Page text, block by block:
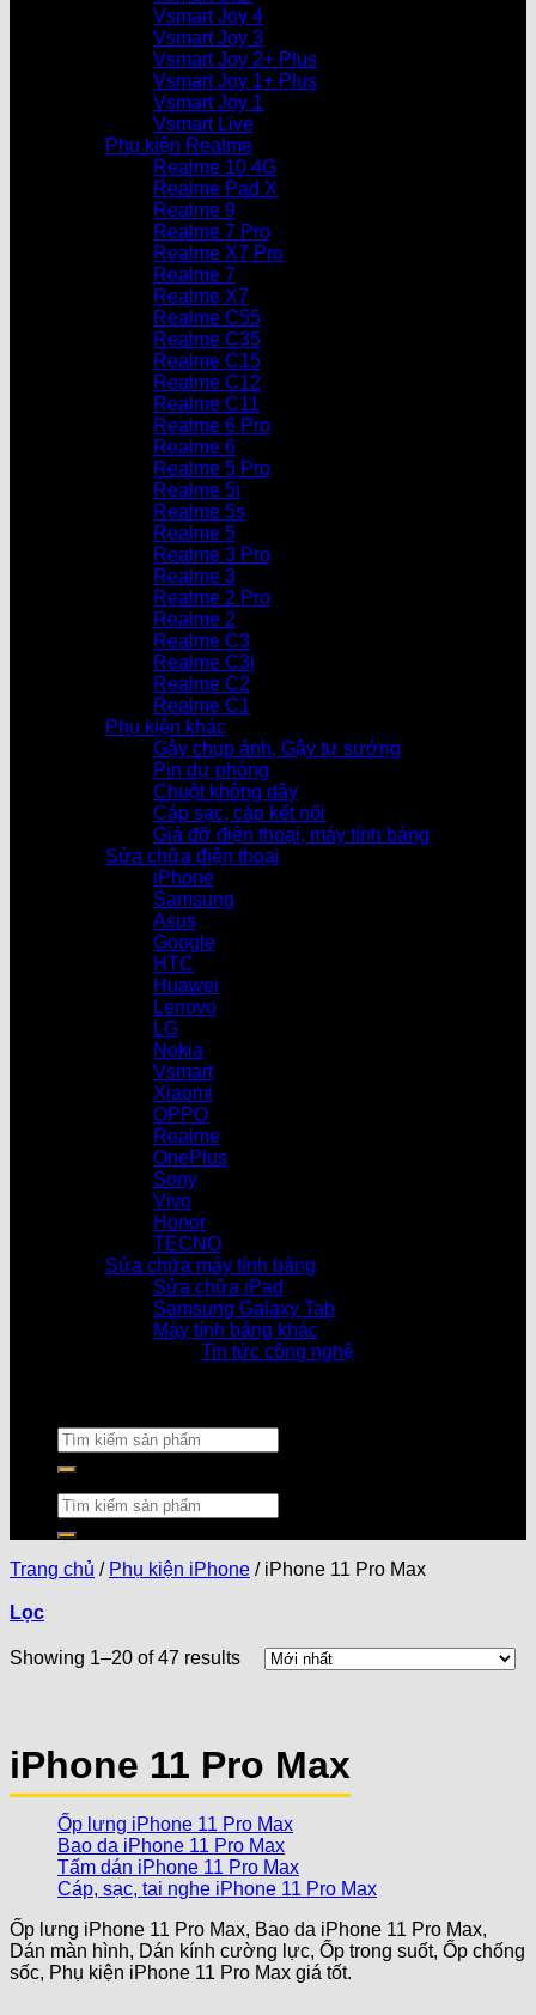
Vsmart Joy 4
Vsmart Joy 3
Vsmart Joy 2+ Plus
Vsmart Joy 1+ Plus
Vsmart Joy 1
Vsmart Live
Phụ kiện Realme
Realme 10 4G
Realme Pad X
Realme 9
Realme 7 Pro
Realme X7 Pro
Realme 7
Realme X7
Realme C55
Realme C35
Realme C15
Realme C12
Realme C11
Realme 6 Pro
Realme 6
Realme 5 Pro
Realme 5i
Realme 5s
Realme 5
Realme 3 Pro
Realme 3
Realme 2 Pro
Realme 2
Realme C3
Realme C3i
Realme C2
Realme C1
Phụ kiện khác
Gậy chụp ảnh, Gậy tự sướng
Pin dự phòng
Chuột không dây
Cáp sạc, cáp kết nối
Giá đỡ điện thoại, máy tính bảng
Sửa chữa điện thoại
iPhone
Samsung
Asus
Google
HTC
Huawei
Lenovo
LG
Nokia
Vsmart
Xiaomi
OPPO
Realme
OnePlus
Sony
Vivo
Honor
TECNO
Sửa chữa máy tính bảng
Sửa chữa iPad
Samsung Galaxy Tab
Máy tính bảng khác
Tin tức công nghệ
Trang chủ / Phụ kiện iPhone /iPhone 11 Pro Max
Lọc
Showing 1–20 of 47 results
iPhone 11 Pro Max
Ốp lưng iPhone 11 Pro Max
Bao da iPhone 11 Pro Max
Tấm dán iPhone 11 Pro Max
Cáp, sạc, tai nghe iPhone 11 Pro Max
Ốp lưng iPhone 11 Pro Max, Bao da iPhone 11 Pro Max,
Dán màn hình, Dán kính cường lực, Ốp trong suốt, Ốp chống
sốc, Phụ kiện iPhone 11 Pro Max giá tốt.